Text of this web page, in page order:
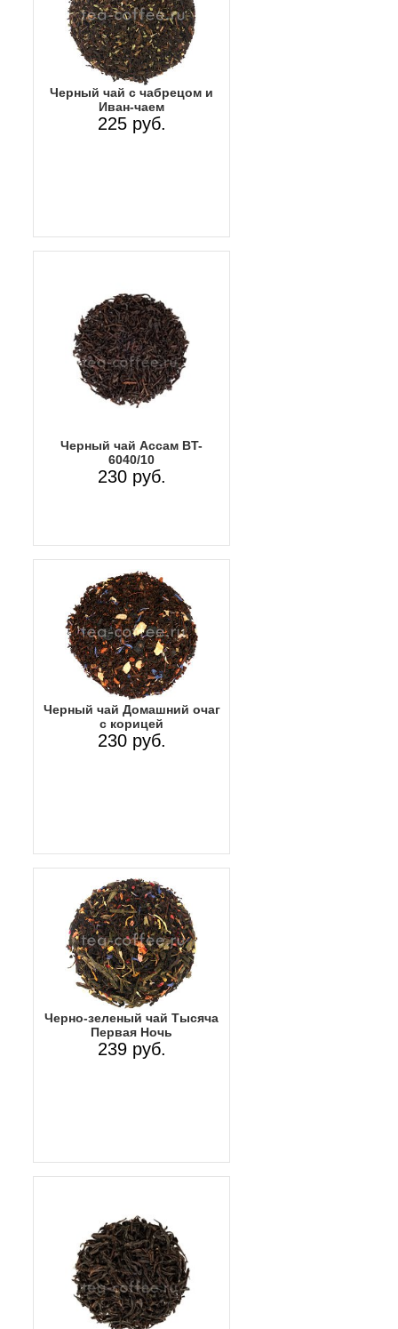
Черный чай с чабрецом и
Иван-чаем
225 руб.
Черный чай Ассам BT-
6040/10
230 руб.
Черный чай Домашний очаг
с корицей
230 руб.
Черно-зеленый чай Тысяча
Первая Ночь
239 руб.